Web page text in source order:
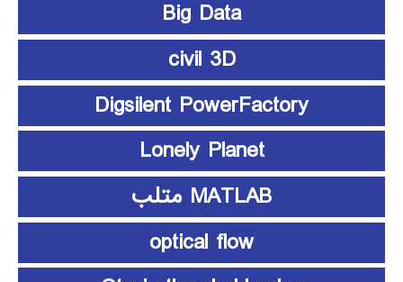
Big Data
civil 3D
Digsilent PowerFactory
Lonely Planet
MATLAB متلب
optical flow